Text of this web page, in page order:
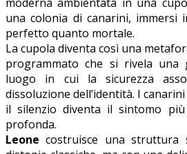
una colonia di canarini, immersi
perfetto quanto mortale.
La cupola diventa così una
programmato che si rivela una
luogo in cui la sicurezza
dissoluzione dell’identità. I
il silenzio diventa il sintomo
profonda.
Leone costruisce una struttura